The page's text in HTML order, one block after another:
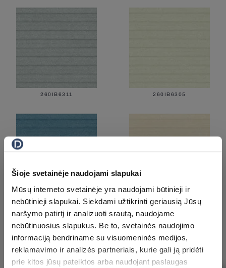
Šioje svetainėje naudojami slapukai
Mūsų interneto svetainėje yra naudojami būtinieji ir
nebūtinieji slapukai. Siekdami užtikrinti geriausią Jūsų
naršymo patirtį ir analizuoti srautą, naudojame
nebūtinuosius slapukus. Be to, svetainės naudojimo
informaciją bendriname su visuomeninės medijos,
reklamavimo ir analizės partneriais, kurie gali ją pridėti
prie kitos jūsų pateiktos arba naudojant paslaugas
260IB6311 260IB6305
260IB6309 260IB6303